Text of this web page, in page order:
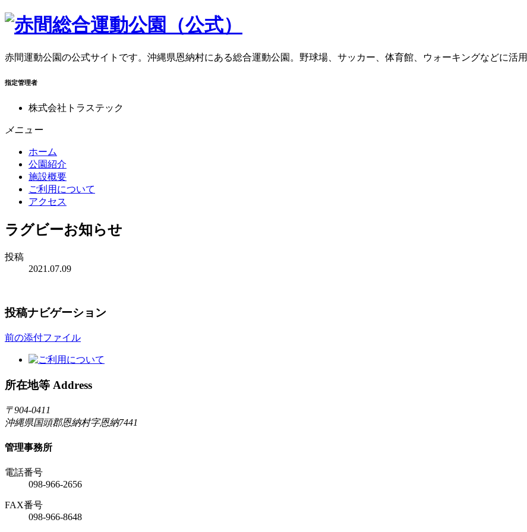
赤間運動公園の公式サイトです。沖縄県恩納村にある総合運動公園。野球場、サッカー、体育館、ウォーキングなどに活
指定管理者
株式会社トラステック
メニュー
ホーム
公園紹介
施設概要
ご利用について
アクセス
ラグビーお知らせ
投稿
2021.07.09
投稿ナビゲーション
前の添付ファイル
所在地等 Address
〒904-0411
沖縄県国頭郡恩納村字恩納7441
管理事務所
電話番号
098-966-2656
FAX番号
098-966-8648